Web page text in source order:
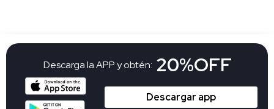
Descarga la APP y obtén: 20%OFF
Descargar app